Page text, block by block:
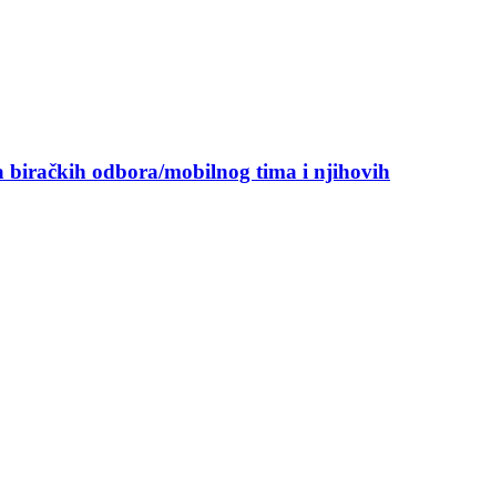
biračkih odbora/mobilnog tima i njihovih